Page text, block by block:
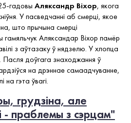
гадовы Аляксандр Віхор, якога
У пасведчанні аб смерці, якое
што прычына смерці
гамяльчук Аляксандар Віхор памёр
з аўтазаку ў нядзелю. У хлопца
доўгага знаходжання ў
на дрэннае самаадчуванне,
на гэта ўвагі.
грудзіна, але
- праблемы з сэрцам"